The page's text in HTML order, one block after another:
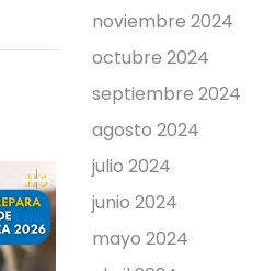
noviembre 2024
octubre 2024
septiembre 2024
agosto 2024
julio 2024
junio 2024
mayo 2024